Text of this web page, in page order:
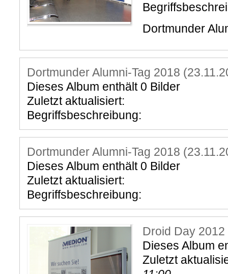
Dortmunder
Dortmunder Alumni-Tag 2018
Dieses Album enthält 0 Bilder
Zuletzt aktualisiert:
Begriffsbeschreibung:
Dortmunder Alumni-Tag 2018
Dieses Album enthält 0 Bilder
Zuletzt aktualisiert:
Begriffsbeschreibung:
Droid Day 2012
Dieses Album
Zuletzt